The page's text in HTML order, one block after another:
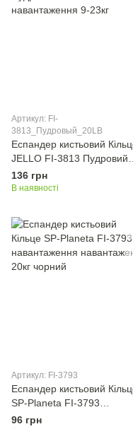
Артикул: FI-
3813_Пудровый_20LB
Еспандер кистьовий
JELLO FI-3813 Пудровий
20LB навантаження 9-23кг
136 грн
В наявності
Артикул: FI-3793
Еспандер кистьовий
SP-Planeta FI-3793
навантаження
96 грн